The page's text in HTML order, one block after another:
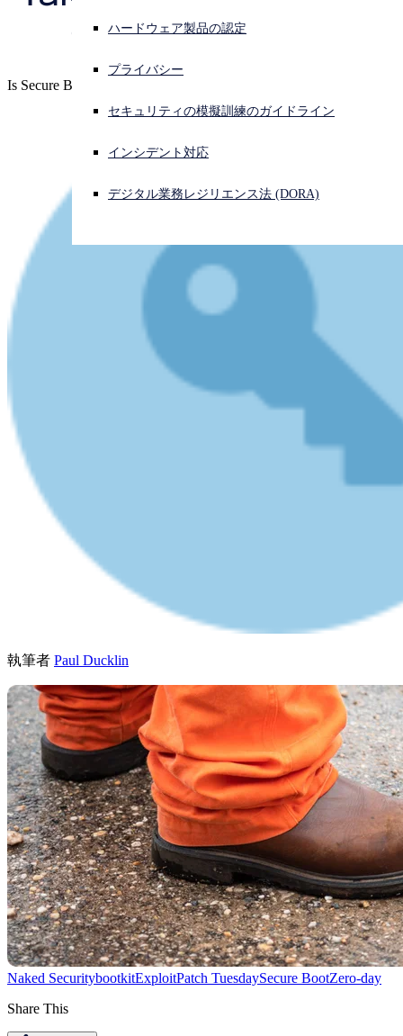
サイバー攻撃を受けている場合、連絡先はこちら
ハードウェア製品の認定
プライバシー
セキュリティの模擬訓練のガイドライン
インシデント対応
デジタル業務レジリエンス法 (DORA)
of Secure Boot
Is Secure Boot without the Secure just "Boot"?
執筆者 Paul Ducklin
Naked SecuritybootkitExploitPatch TuesdaySecure BootZero-day
Share This